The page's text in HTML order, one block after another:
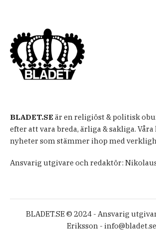
BLADET.SE är en religiöst & politisk
efter att vara breda, ärliga & sakliga.
nyheter som stämmer ihop med
Ansvarig utgivare och redaktör:
BLADET.SE © 2024 - Ansvarig
Eriksson - info@bladet.se